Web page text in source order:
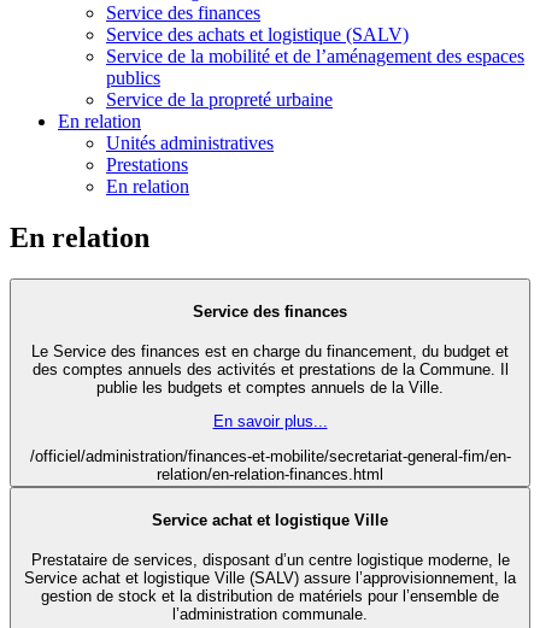
Service des finances
Service des achats et logistique (SALV)
Service de la mobilité et de l’aménagement des espaces
publics
Service de la propreté urbaine
En relation
Unités administratives
Prestations
En relation
En relation
Service des finances
Le Service des finances est en charge du financement, du budget et
des comptes annuels des activités et prestations de la Commune. Il
publie les budgets et comptes annuels de la Ville.
En savoir plus...
/officiel/administration/finances-et-mobilite/secretariat-general-fim/en-
relation/en-relation-finances.html
Service achat et logistique Ville
Prestataire de services, disposant d’un centre logistique moderne, le
Service achat et logistique Ville (SALV) assure l’approvisionnement, la
gestion de stock et la distribution de matériels pour l’ensemble de
l’administration communale.